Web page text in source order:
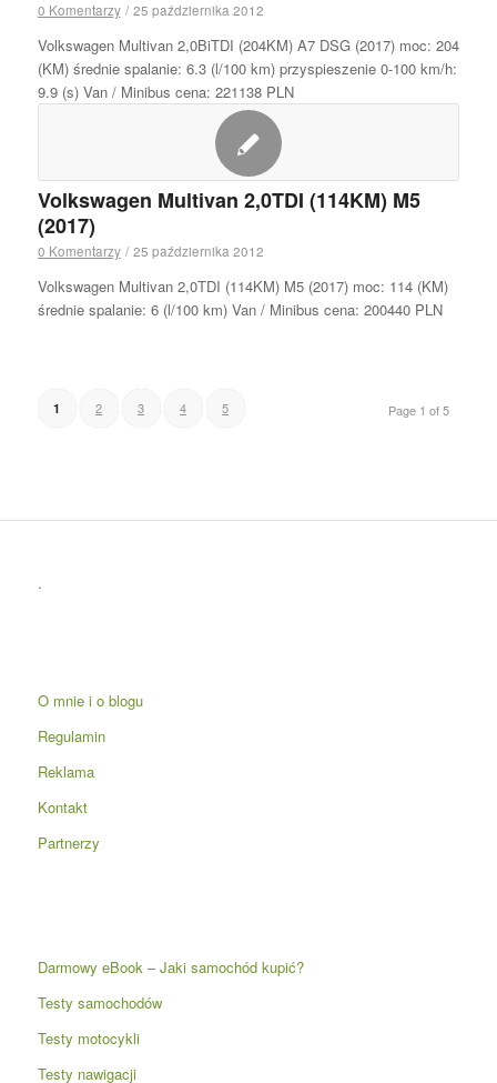
0 Komentarzy / 25 października 2012
Volkswagen Multivan 2,0BiTDI (204KM) A7 DSG (2017) moc: 204
(KM) średnie spalanie: 6.3 (l/100 km) przyspieszenie 0-100 km/h:
9.9 (s) Van / Minibus cena: 221138 PLN
Volkswagen Multivan 2,0TDI (114KM) M5
(2017)
0 Komentarzy / 25 października 2012
Volkswagen Multivan 2,0TDI (114KM) M5 (2017) moc: 114 (KM)
średnie spalanie: 6 (l/100 km) Van / Minibus cena: 200440 PLN
Page 1 of 5
1 2 3 4 5
.
O mnie i o blogu
Regulamin
Reklama
Kontakt
Partnerzy
Darmowy eBook – Jaki samochód kupić?
Testy samochodów
Testy motocykli
Testy nawigacji